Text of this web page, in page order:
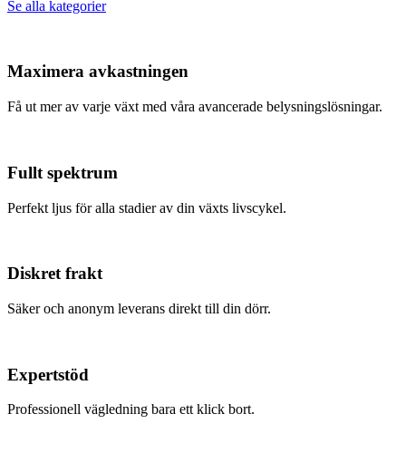
Se alla kategorier
Maximera avkastningen
Få ut mer av varje växt med våra avancerade belysningslösningar.
Fullt spektrum
Perfekt ljus för alla stadier av din växts livscykel.
Diskret frakt
Säker och anonym leverans direkt till din dörr.
Expertstöd
Professionell vägledning bara ett klick bort.